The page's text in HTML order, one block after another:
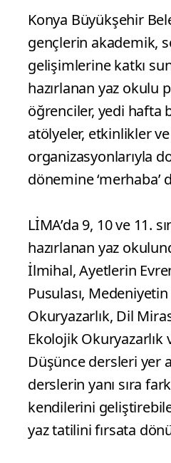
Konya Büyükşehir
gençlerin akademik,
gelişimlerine katkı
hazırlanan yaz okulu
öğrenciler, yedi hafta
atölyeler, etkinlikler
organizasyonlarıyla
dönemine ‘merhaba’
LİMA’da 9, 10 ve 11.
hazırlanan yaz
İlmihal, Ayetlerin
Pusulası, Medeniyetin
Okuryazarlık, Dil
Ekolojik Okuryazarlık
Düşünce dersleri yer
derslerin yanı sıra
kendilerini
yaz tatilini fırsata